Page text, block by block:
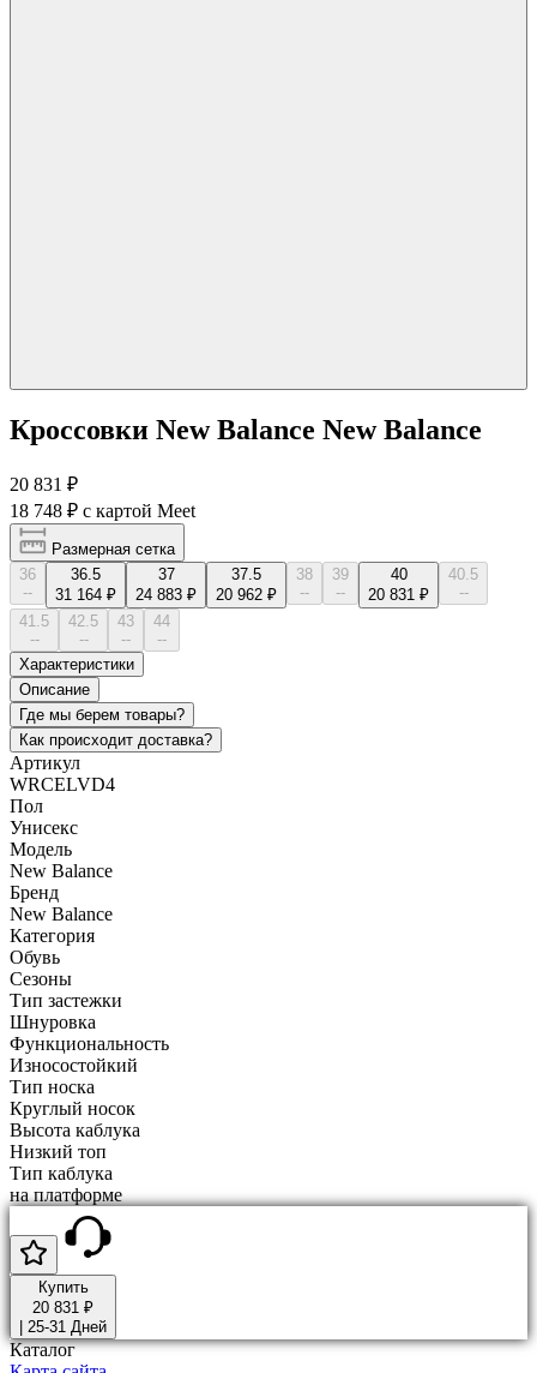
Кроссовки New Balance New Balance
20 831 ₽
18 748 ₽ с картой Meet
Размерная сетка
36
--
36.5
31 164 ₽
37
24 883 ₽
37.5
20 962 ₽
38
--
39
--
40
20 831 ₽
40.5
--
41.5
--
42.5
--
43
--
44
--
Характеристики
Описание
Где мы берем товары?
Как происходит доставка?
Артикул
WRCELVD4
Пол
Унисекс
Модель
New Balance
Бренд
New Balance
Категория
Обувь
Сезоны
Тип застежки
Шнуровка
Функциональность
Износостойкий
Тип носка
Круглый носок
Высота каблука
Низкий топ
Тип каблука
на платформе
Купить
20 831 ₽
25-31 Дней
Каталог